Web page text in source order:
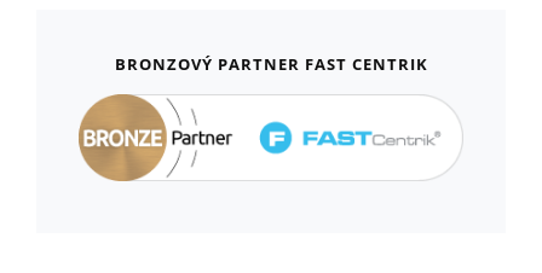
BRONZOVÝ PARTNER FAST CENTRIK